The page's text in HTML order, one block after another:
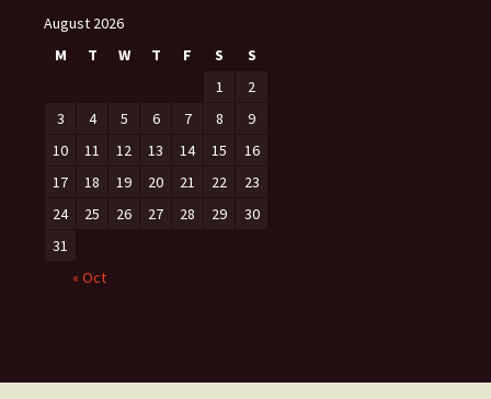
August 2026
M
T W T F S
S
1
2
3
4 5 6 7 8
9
10
11 12 13 14 15
16
17
18 19 20 21 22
23
24
25 26 27 28 29
30
31
« Oct